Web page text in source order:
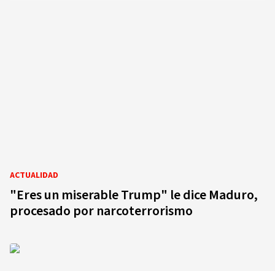
ACTUALIDAD
"Eres un miserable Trump" le dice Maduro,
procesado por narcoterrorismo